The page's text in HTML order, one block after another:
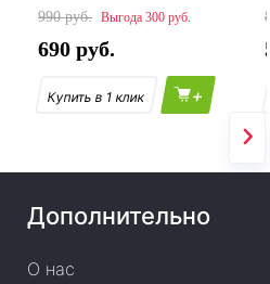
990
300
690
+
Дополнительно
О нас